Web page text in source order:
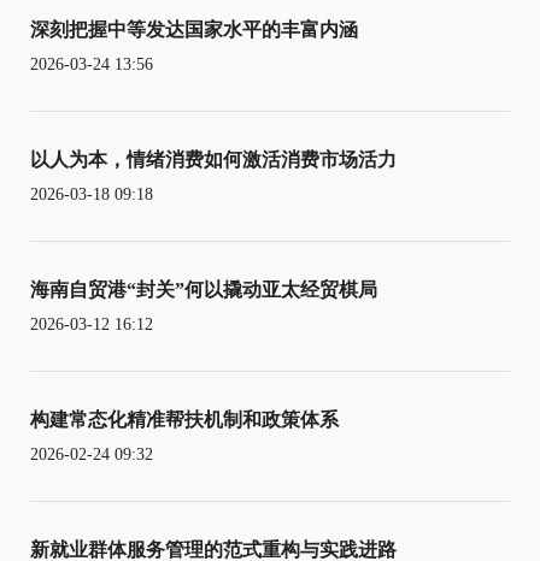
深刻把握中等发达国家水平的丰富内涵
2026-03-24 13:56
以人为本，情绪消费如何激活消费市场活力
2026-03-18 09:18
海南自贸港“封关”何以撬动亚太经贸棋局
2026-03-12 16:12
构建常态化精准帮扶机制和政策体系
2026-02-24 09:32
新就业群体服务管理的范式重构与实践进路